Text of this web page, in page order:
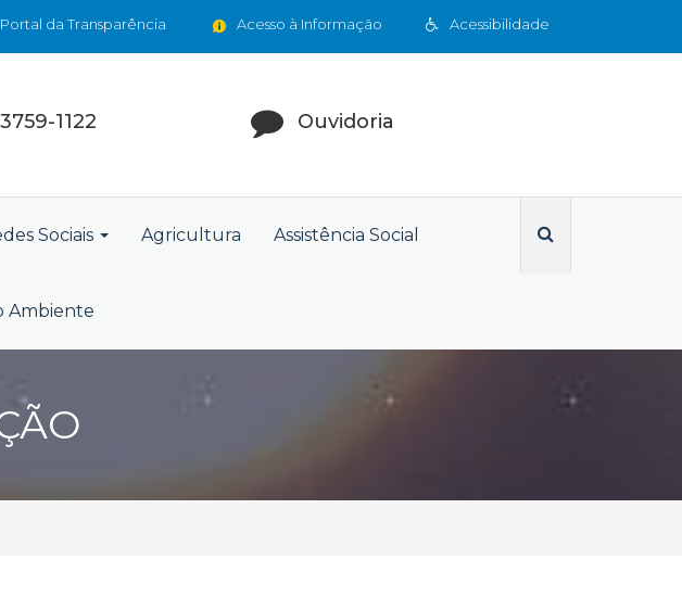
Acessibilidade
Acesso à Informação
Portal da Transparência
1122 Ouvidoria
Sociais Agricultura Assistência Social
Ambiente